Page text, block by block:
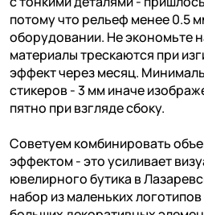
потому что рельеф менее 0.5
оборудовании. Не экономьте
материалы трескаются при
эффект через месяц.
стикеров - 3 мм иначе
пятно при взгляде сбоку.
Советуем комбинировать
эффектом - это усиливает
ювелирного бутика в
набор из маленьких